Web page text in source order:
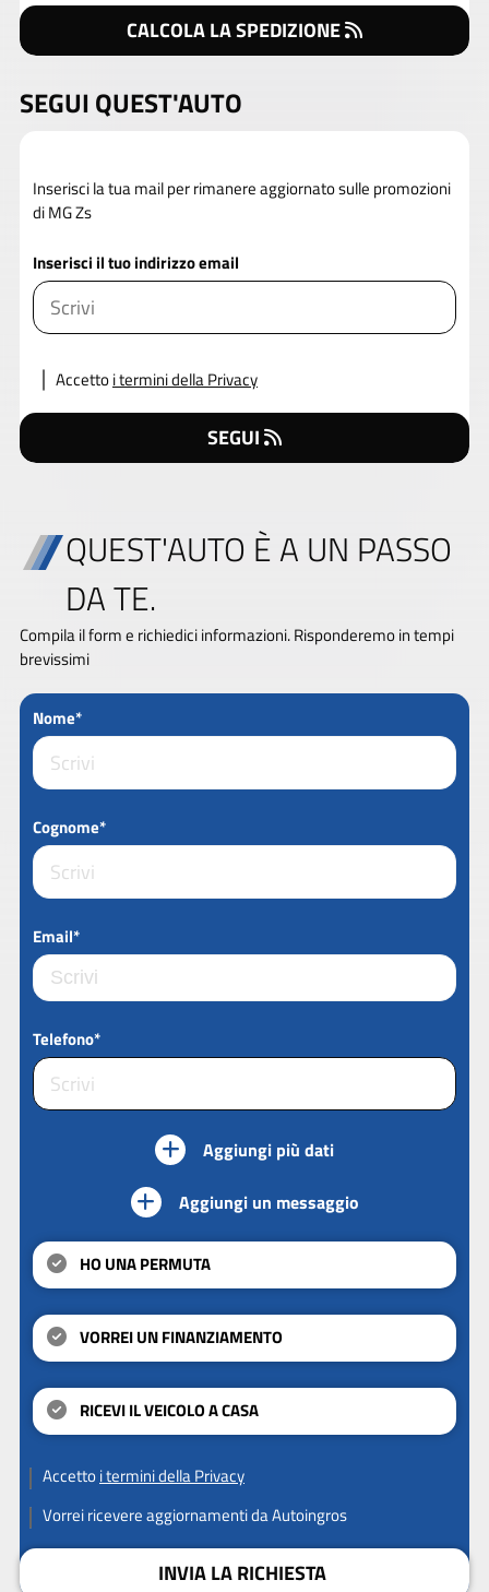
CALCOLA LA SPEDIZIONE
SEGUI QUEST'AUTO
Inserisci la tua mail per rimanere aggiornato sulle promozioni
di MG Zs
Inserisci il tuo indirizzo email
Accettoi termini della Privacy
SEGUI
QUEST'AUTO È A UN PASSO
DA TE.
Compila il form e richiedici informazioni. Risponderemo in tempi
brevissimi
Nome*
Cognome*
Email*
Telefono*
Aggiungi più dati
Aggiungi un messaggio
HO UNA PERMUTA
VORREI UN FINANZIAMENTO
RICEVI IL VEICOLO A CASA
Accettoi termini della Privacy
Vorrei ricevere aggiornamenti da Autoingros
INVIA LA RICHIESTA